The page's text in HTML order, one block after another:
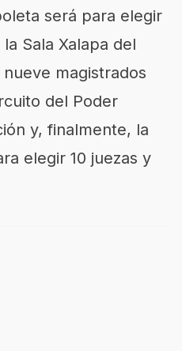
será para elegir
Sala Xalapa del
magistrados
del Poder
y, finalmente, la
elegir 10 juezas y